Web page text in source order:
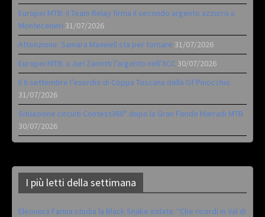
Europei MTB: il Team Relay firma il secondo argento azzurro a
Monteceneri 31/07/2026
Attenzione: Samara Maxwell sta per tornare 31/07/2026
Europei MTB: a Juri Zanotti l’argento nell’XCC 30/07/2026
Il 6 settembre l’esordio di Coppa Toscana della Gf Pinocchio
31/07/2026
Situazione circuiti Contest360° dopo la Gran Fondo Marradi MTB
30/07/2026
I più letti della settimana
Eleonora Farina studia la Black Snake iridata: “Che ricordi in Val di